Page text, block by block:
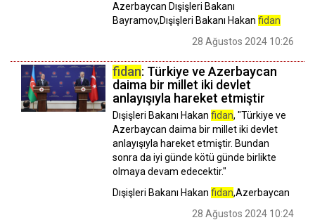
Azerbaycan Dışişleri Bakanı
Bayramov,Dışişleri Bakanı Hakan fidan
28 Ağustos 2024 10:26
fidan: Türkiye ve Azerbaycan
daima bir millet iki devlet
anlayışıyla hareket etmiştir
Dışişleri Bakanı Hakan fidan, "Türkiye ve
Azerbaycan daima bir millet iki devlet
anlayışıyla hareket etmiştir. Bundan
sonra da iyi günde kötü günde birlikte
olmaya devam edecektir."
Dışişleri Bakanı Hakan fidan,Azerbaycan
28 Ağustos 2024 10:24